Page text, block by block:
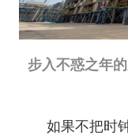
步入不惑之年
如果不把时